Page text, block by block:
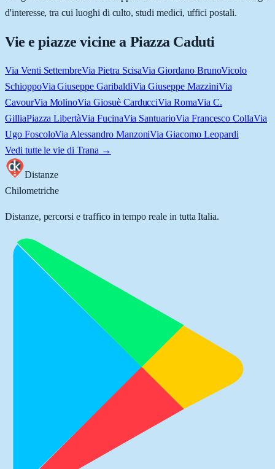
d'interesse, tra cui luoghi di culto, studi medici, uffici postali.
Vie e piazze vicine a Piazza Caduti
Via Venti SettembreVia Pietra ScisaVia Giordano BrunoVicolo
SchioppoVia Giuseppe GaribaldiVia Giuseppe MazziniVia
CavourVia MolinoVia Giosuè CarducciVia RomaVia C.
GilliaPiazza LibertàVia FucinaVia SantuarioVia Francesco CollaVia
Ugo FoscoloVia Alessandro ManzoniVia Giacomo Leopardi
Vedi tutte le vie di Trana →
Distanze
Chilometriche
Distanze, percorsi e traffico in tempo reale in tutta Italia.